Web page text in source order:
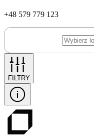
+48 579 779 123
FILTRY